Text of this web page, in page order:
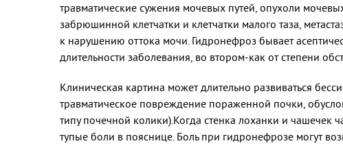
травматические сужения мочевых путей, опухоли
забрюшинной клетчатки и клетчатки малого таза,
к нарушению оттока мочи. Гидронефроз бывает
длительности заболевания, во втором-как от степени
Клиническая картина может длительно развиваться
травматическое повреждение пораженной почки,
типу почечной колики).Когда стенка лоханки и чашечек
тупые боли в пояснице. Боль при гидронефрозе могут